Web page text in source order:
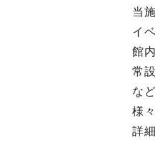
当
イ
館
常
など
様
詳